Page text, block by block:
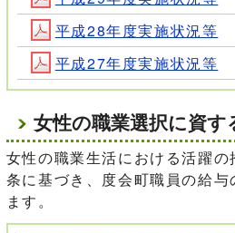
平成28年度実施状況等
平成27年度実施状況等
女性の職業選択に資す
女性の職業生活における活躍
条に基づき、度会町職員の給
ます。